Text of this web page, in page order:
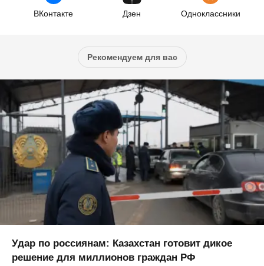
ВКонтакте Дзен Одноклассники
Рекомендуем для вас
Удар по россиянам: Казахстан готовит дикое
решение для миллионов граждан РФ